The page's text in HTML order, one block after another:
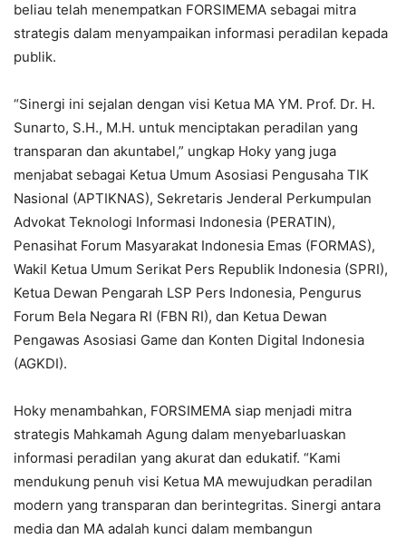
beliau telah menempatkan FORSIMEMA sebagai mitra
strategis dalam menyampaikan informasi peradilan kepada
publik.
“Sinergi ini sejalan dengan visi Ketua MA YM. Prof. Dr. H.
Sunarto, S.H., M.H. untuk menciptakan peradilan yang
transparan dan akuntabel,” ungkap Hoky yang juga
menjabat sebagai Ketua Umum Asosiasi Pengusaha TIK
Nasional (APTIKNAS), Sekretaris Jenderal Perkumpulan
Advokat Teknologi Informasi Indonesia (PERATIN),
Penasihat Forum Masyarakat Indonesia Emas (FORMAS),
Wakil Ketua Umum Serikat Pers Republik Indonesia (SPRI),
Ketua Dewan Pengarah LSP Pers Indonesia, Pengurus
Forum Bela Negara RI (FBN RI), dan Ketua Dewan
Pengawas Asosiasi Game dan Konten Digital Indonesia
(AGKDI).
Hoky menambahkan, FORSIMEMA siap menjadi mitra
strategis Mahkamah Agung dalam menyebarluaskan
informasi peradilan yang akurat dan edukatif. “Kami
mendukung penuh visi Ketua MA mewujudkan peradilan
modern yang transparan dan berintegritas. Sinergi antara
media dan MA adalah kunci dalam membangun